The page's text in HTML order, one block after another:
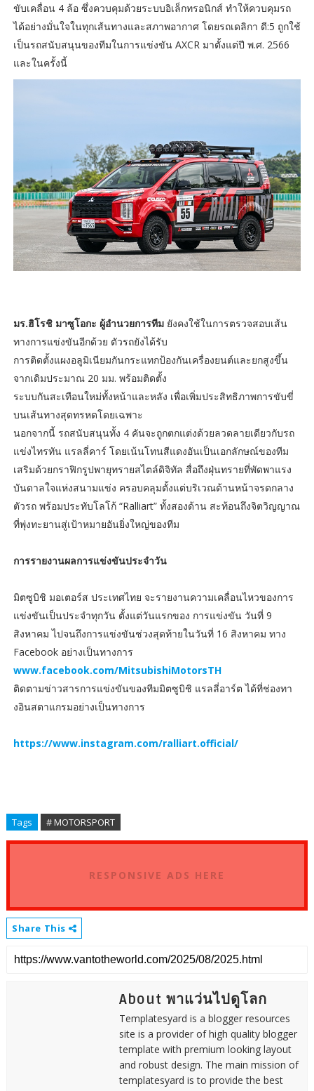
ขับเคลื่อน 4 ล้อ ซึ่งควบคุมด้วยระบบอิเล็กทรอนิกส์ ทำให้ควบคุมรถ
ได้อย่างมั่นใจในทุกเส้นทางและสภาพอากาศ โดยรถเดลิกา ดี:5 ถูกใช้
เป็นรถสนับสนุนของทีมในการแข่งขัน AXCR มาตั้งแต่ปี พ.ศ. 2566
และในครั้งนี้
มร.ฮิโรชิ มาซูโอกะ ผู้อำนวยการทีมยังคงใช้ในการตรวจสอบเส้น
ทางการแข่งขันอีกด้วย ตัวรถยังได้รับ
การติดตั้งแผงอลูมิเนียมกันกระแทกป้องกันเครื่องยนต์และยกสูงขึ้น
จากเดิมประมาณ 20 มม. พร้อมติดตั้ง
ระบบกันสะเทือนใหม่ทั้งหน้าและหลัง เพื่อเพิ่มประสิทธิภาพการขับขี่
บนเส้นทางสุดทรหดโดยเฉพาะ
นอกจากนี้ รถสนับสนุนทั้ง 4 คันจะถูกตกแต่งด้วยลวดลายเดียวกับรถ
แข่งไทรทัน แรลลี่คาร์ โดยเน้นโทนสีแดงอันเป็นเอกลักษณ์ของทีม
เสริมด้วยกราฟิกรูปพายุทรายสไตล์ดิจิทัล สื่อถึงฝุ่นทรายที่พัดพาแรง
บันดาลใจแห่งสนามแข่ง ครอบคลุมตั้งแต่บริเวณด้านหน้าจรดกลาง
ตัวรถ พร้อมประทับโลโก้ “Ralliart” ทั้งสองด้าน สะท้อนถึงจิตวิญญาณ
ที่พุ่งทะยานสู่เป้าหมายอันยิ่งใหญ่ของทีม
การรายงานผลการแข่งขันประจำวัน
มิตซูบิชิ มอเตอร์ส ประเทศไทย จะรายงานความเคลื่อนไหวของการ
แข่งขันเป็นประจำทุกวัน ตั้งแต่วันแรกของ การแข่งขัน วันที่ 9
สิงหาคม ไปจนถึงการแข่งขันช่วงสุดท้ายในวันที่ 16 สิงหาคม ทาง
Facebook อย่างเป็นทางการ
www.facebook.com/MitsubishiMotorsTH
ติดตามข่าวสารการแข่งขันของทีมมิตซูบิชิ แรลลี่อาร์ต ได้ที่ช่องทา
งอินสตาแกรมอย่างเป็นทางการ
https://www.instagram.com/ralliart.official/
Tags # MOTORSPORT
RESPONSIVE ADS HERE
Share This
About พาแว่นไปดูโลก
Templatesyard is a blogger resources
site is a provider of high quality blogger
template with premium looking layout
and robust design. The main mission of
templatesyard is to provide the best